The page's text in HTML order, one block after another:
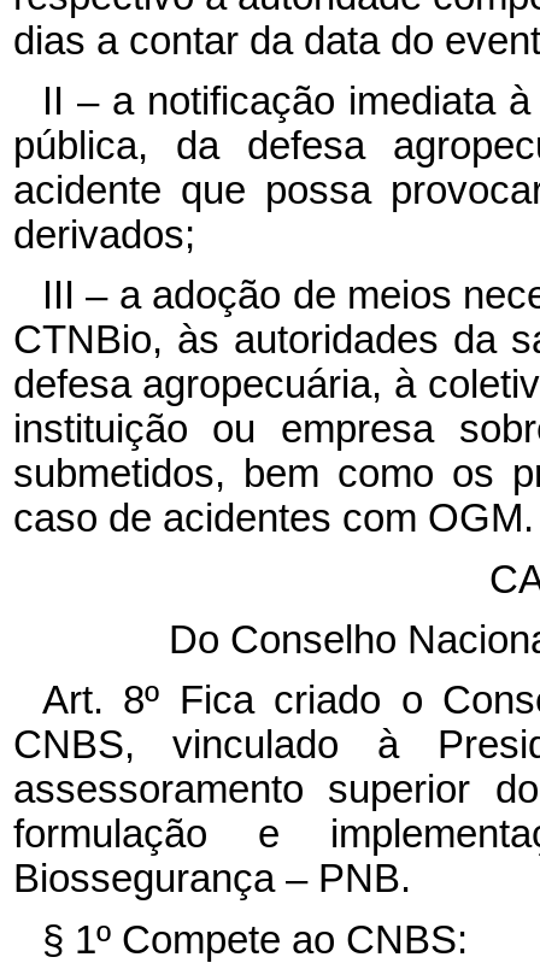
dias a contar da data do
II – a notificação imediata
pública, da defesa
acidente que possa
derivados;
III – a adoção de meios
CTNBio, às autoridades da
defesa agropecuária, à
instituição ou empresa
submetidos, bem como os
caso de acidentes com OGM.
Do Conselho
Art. 8º Fica criado o
CNBS, vinculado à
assessoramento superior
formulação e
Biossegurança – PNB.
§ 1º Compete ao CNBS: